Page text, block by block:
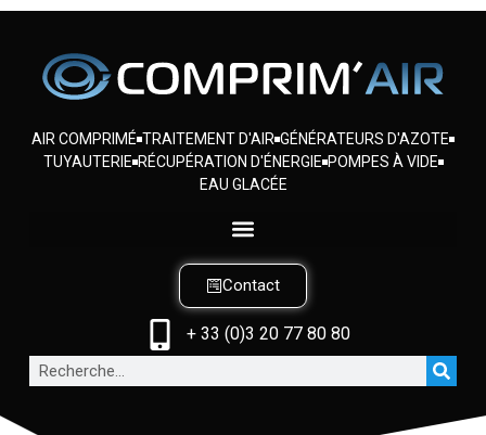
AIR COMPRIMÉ TRAITEMENT D'AIR GÉNÉRATEURS D'AZOTE
TUYAUTERIE RÉCUPÉRATION D'ÉNERGIE POMPES À VIDE
EAU GLACÉE
Contact
+ 33 (0)3 20 77 80 80